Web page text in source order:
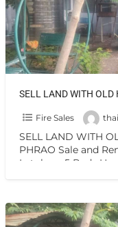
Fire Sales
SELL LAND WITH
PHRAO Sale and
Latphrao 5 Beds